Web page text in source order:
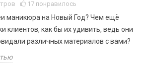
17 понравилось
маникюра на Новый Год? Чем ещё
клиентов, как бы их удивить, ведь они
различных материалов с вами?